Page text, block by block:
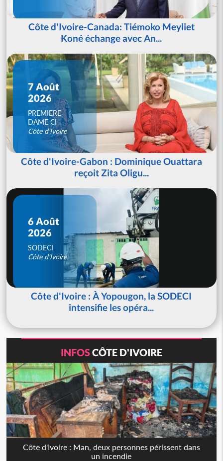
Côte d'Ivoire-Canada: Tiémoko Meyliet
Koné échange avec An...
7 Août
2026
PREMIERE
DAME CI
Côte d'Ivoire
Côte d'Ivoire-Gabon : Dominique Ouattara
reçoit Zita Oligu...
6 Août
2026
SODECI
Côte d'Ivoire
Côte d'Ivoire : À Yopougon, la SODECI
intensifie les opéra...
INFOSCÔTE D'IVOIRE
Côte d'Ivoire : Man, deux personnes périssent dans
un incendie